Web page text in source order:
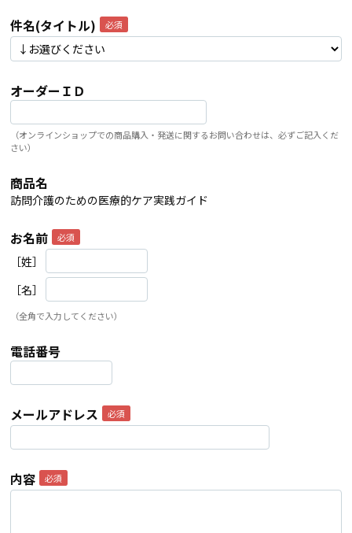
件名(タイトル)
オーダーＩＤ
（オンラインショップでの商品購入・発送に関するお問い合わせは、必ずご記入くだ
さい）
商品名
訪問介護のための医療的ケア実践ガイド
お名前
［姓］
［名］
（全角で入力してください）
電話番号
メールアドレス
内容